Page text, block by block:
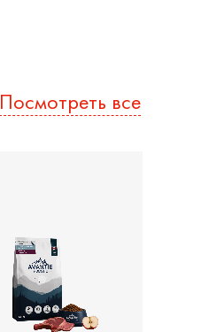
Посмотреть все